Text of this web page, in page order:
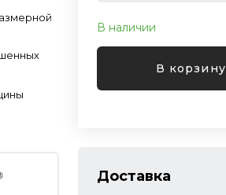
В наличии
В корзину
Доставка